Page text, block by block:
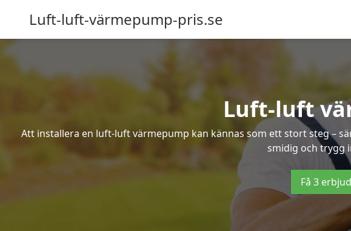
Luft-luft-värmepump-pris.se
Luft-luft
Att installera en luft-luft värmepump kan kännas som ett stort steg –
smidig och trygg
Få 3